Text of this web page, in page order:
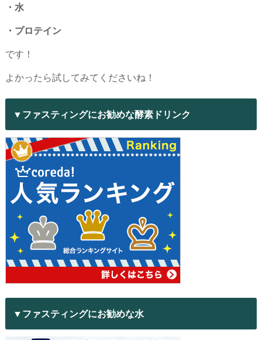
・水
・プロテイン
です！
よかったら試してみてくださいね！
▼ファスティングにお勧めな酵素ドリンク
▼ファスティングにお勧めな水